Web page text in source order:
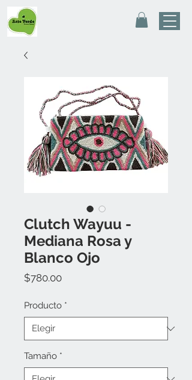
Clutch Wayuu -
Mediana Rosa y
Blanco Ojo
$780.00Precio
Producto *
Tamaño *